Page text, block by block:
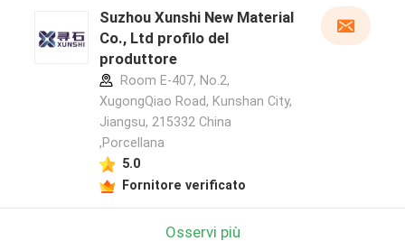
Suzhou Xunshi New Material
Co., Ltd profilo del
produttore
Room E-407, No.2,
XugongQiao Road, Kunshan City,
Jiangsu, 215332 China
,Porcellana
5.0
Fornitore verificato
Osservi più